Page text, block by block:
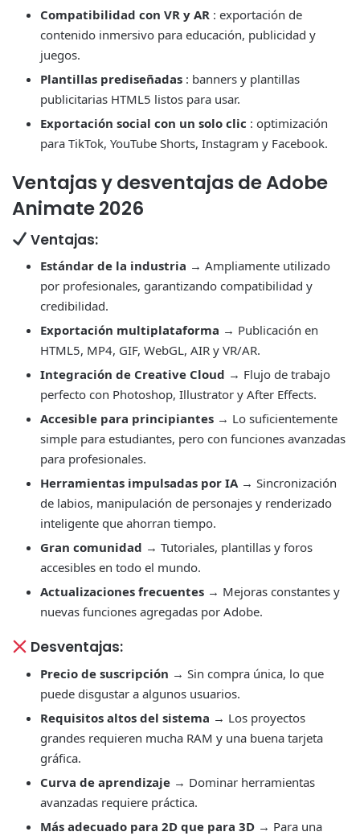
Compatibilidad con VR y AR : exportación de
contenido inmersivo para educación, publicidad y
juegos.
Plantillas prediseñadas : banners y plantillas
publicitarias HTML5 listos para usar.
Exportación social con un solo clic : optimización
para TikTok, YouTube Shorts, Instagram y Facebook.
Ventajas y desventajas de Adobe
Animate 2026
Ventajas:
Estándar de la industria → Ampliamente utilizado
por profesionales, garantizando compatibilidad y
credibilidad.
Exportación multiplataforma → Publicación en
HTML5, MP4, GIF, WebGL, AIR y VR/AR.
Integración de Creative Cloud → Flujo de trabajo
perfecto con Photoshop, Illustrator y After Effects.
Accesible para principiantes → Lo suficientemente
simple para estudiantes, pero con funciones avanzadas
para profesionales.
Herramientas impulsadas por IA→ Sincronización
de labios, manipulación de personajes y renderizado
inteligente que ahorran tiempo.
Gran comunidad → Tutoriales, plantillas y foros
accesibles en todo el mundo.
Actualizaciones frecuentes → Mejoras constantes y
nuevas funciones agregadas por Adobe.
Desventajas:
Precio de suscripción → Sin compra única, lo que
puede disgustar a algunos usuarios.
Requisitos altos del sistema → Los proyectos
grandes requieren mucha RAM y una buena tarjeta
gráfica.
Curva de aprendizaje → Dominar herramientas
avanzadas requiere práctica.
Más adecuado para 2D que para 3D → Para una